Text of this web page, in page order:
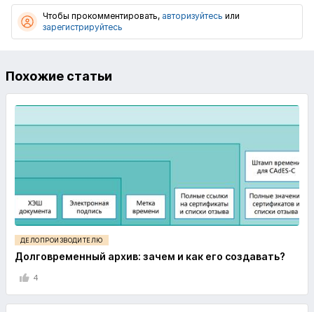
Чтобы прокомментировать, авторизуйтесь или
зарегистрируйтесь
Похожие статьи
ДЕЛОПРОИЗВОДИТЕЛЮ
Долговременный архив: зачем и как его создавать?
4